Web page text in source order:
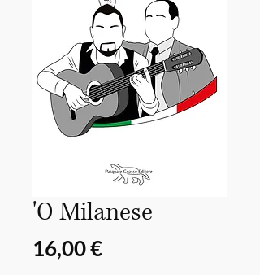
'O Milanese
16,00 €Prezzo